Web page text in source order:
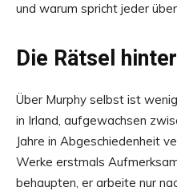
und warum spricht jeder
Die Rätsel
Über Murphy selbst ist
in Irland, aufgewachsen
Jahre in Abgeschiedenheit
Werke erstmals
behaupten, er arbeite nur